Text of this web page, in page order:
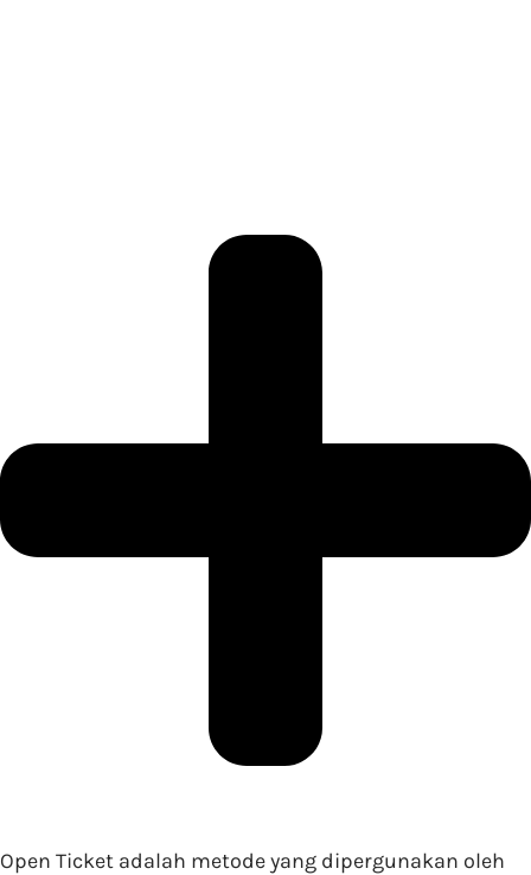
Open Ticket adalah metode yang dipergunakan oleh